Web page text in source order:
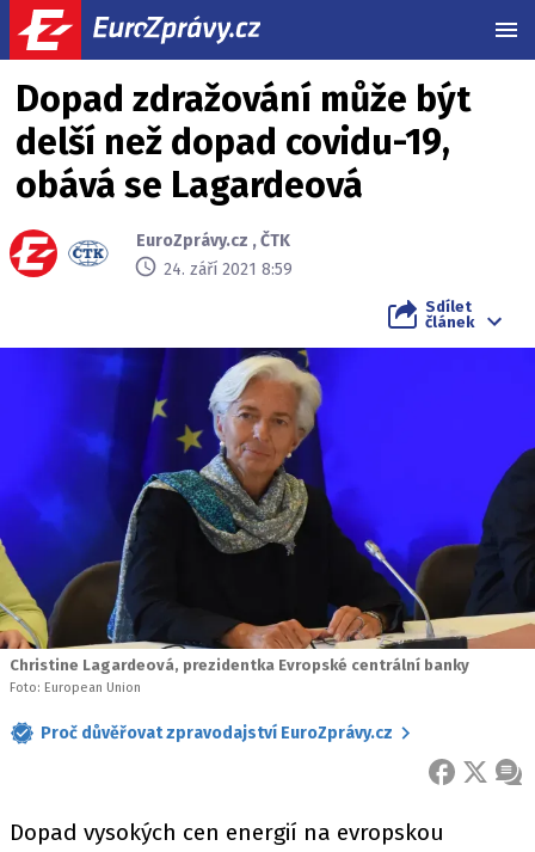
Dopad zdražování může být
delší než dopad covidu-19,
obává se Lagardeová
EuroZprávy.cz ,ČTK
24. září 2021 8:59
Sdílet
článek
Christine Lagardeová, prezidentka Evropské centrální banky
Foto: European Union
Proč důvěřovat zpravodajství EuroZprávy.cz
FACEBOOK
X
Dopad vysokých cen energií na evropskou